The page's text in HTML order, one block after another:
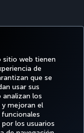
sitio web tienen
de
que se
usar sus
los
y mejoran el
los usuarios
Blog Pinterest